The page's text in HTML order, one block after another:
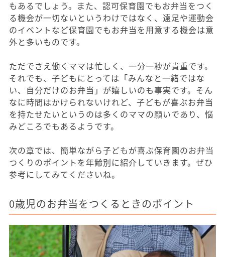
もあるでしょう。また、認可保育園でもお弁当をつく
る機会が一切ないというわけではなく、遠足や運動会
のイベントなど保育園でもお弁当を用意する機会は意
外と多いものです。
ただでさえ働くママは忙しく、一分一秒が貴重です。
それでも、子どもにとっては「みんなと一緒ではな
い、自分だけのお弁当」が嬉しいのも事実です。そん
なに時間はかけられないけれど、子どもが喜ぶお弁当
を持たせたいというのは多くのママの願いであり、悩
みどころでもあるようです。
次の章では、簡単ながら子どもが喜ぶ保育園のお弁当
つくりのポイントを年齢別に紹介していきます。ぜひ
参考にしてみてくださいね。
0歳児のお弁当をつくるときのポイント